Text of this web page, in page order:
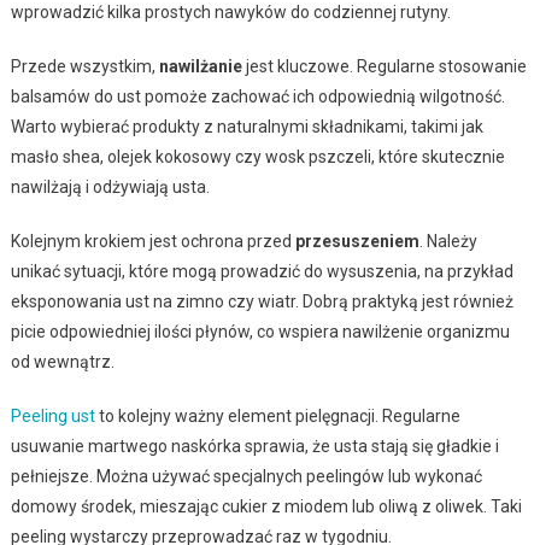
wprowadzić kilka prostych nawyków do codziennej rutyny.
Przede wszystkim, nawilżaniejest kluczowe. Regularne stosowanie
balsamów do ust pomoże zachować ich odpowiednią wilgotność.
Warto wybierać produkty z naturalnymi składnikami, takimi jak
masło shea, olejek kokosowy czy wosk pszczeli, które skutecznie
nawilżają i odżywiają usta.
Kolejnym krokiem jest ochrona przed przesuszeniem . Należy
unikać sytuacji, które mogą prowadzić do wysuszenia, na przykład
eksponowania ust na zimno czy wiatr. Dobrą praktyką jest również
picie odpowiedniej ilości płynów, co wspiera nawilżenie organizmu
od wewnątrz.
Peeling ustto kolejny ważny element pielęgnacji. Regularne
usuwanie martwego naskórka sprawia, że usta stają się gładkie i
pełniejsze. Można używać specjalnych peelingów lub wykonać
domowy środek, mieszając cukier z miodem lub oliwą z oliwek. Taki
peeling wystarczy przeprowadzać raz w tygodniu.